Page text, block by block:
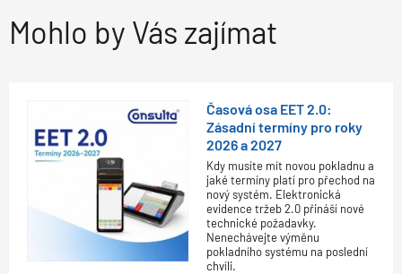
Mohlo by Vás zajímat
Časová osa EET 2.0:
Zásadní termíny pro roky
2026 a 2027
Kdy musíte mít novou pokladnu a
jaké termíny platí pro přechod na
nový systém. Elektronická
evidence tržeb 2.0 přináší nové
technické požadavky.
Nenechávejte výměnu
pokladního systému na poslední
chvíli.